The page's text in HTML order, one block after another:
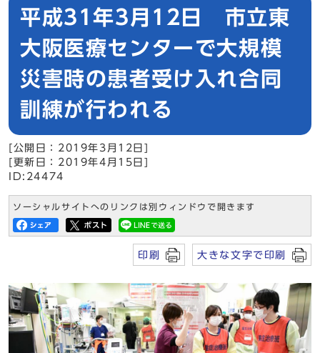
平成31年3月12日 市立東
大阪医療センターで大規模
災害時の患者受け入れ合同
訓練が行われる
[公開日：2019年3月12日]
[更新日：2019年4月15日]
ID:24474
ソーシャルサイトへのリンクは別ウィンドウで開きます
印刷 大きな文字で印刷